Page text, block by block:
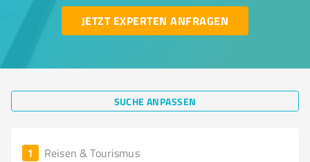
JETZT EXPERTEN ANFRAGEN
SUCHE ANPASSEN
1 Reisen & Tourismus